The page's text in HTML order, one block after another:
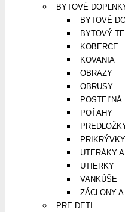
BYTOVÉ
BYTOVÉ
BYTOVÝ
KOBERCE
KOVANIA
OBRAZY
OBRUSY
POSTEĽNÁ
POŤAHY
PRIKRÝVKY
UTERÁKY
UTIERKY
VANKÚŠE
ZÁCLONY
PRE DETI